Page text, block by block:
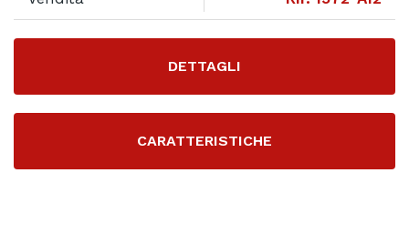
DETTAGLI
CARATTERISTICHE